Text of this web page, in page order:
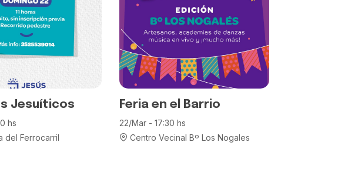
Jesuíticos
hs
del Ferrocarril
Feria en el Barrio
22/Mar - 17:30 hs
Centro Vecinal Bº Los Nogales